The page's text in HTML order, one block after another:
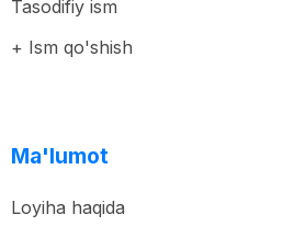
Tasodifiy ism
+ Ism qo'shish
Ma'lumot
Loyiha haqida